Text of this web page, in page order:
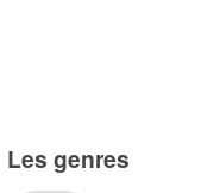
Les genres